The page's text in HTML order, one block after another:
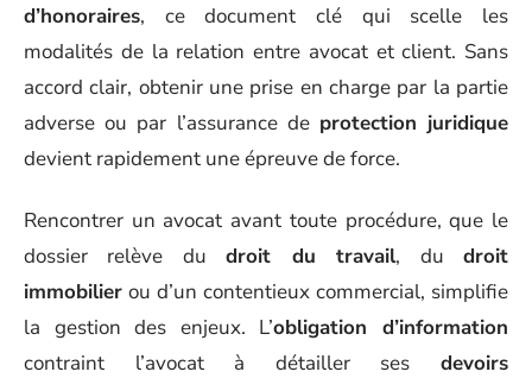
d’honoraires, ce document clé qui scelle les
modalités de la relation entre avocat et client. Sans
accord clair, obtenir une prise en charge par la partie
adverse ou par l’assurance de protection juridique
devient rapidement une épreuve de force.
Rencontrer un avocat avant toute procédure, que le
dossier relève dudroit du travail, dudroit
immobilier ou d’un contentieux commercial, simplifie
la gestion des enjeux. L’obligation d’information
contraint l’avocat à détailler ses devoirs